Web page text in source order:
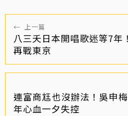
← 上一篇
八三夭日本開唱歌迷等7年
再戰東京
連富商尪也沒辦法！吳申
年心血一夕失控